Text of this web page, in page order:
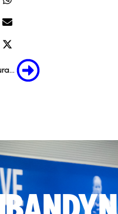
Seuraava